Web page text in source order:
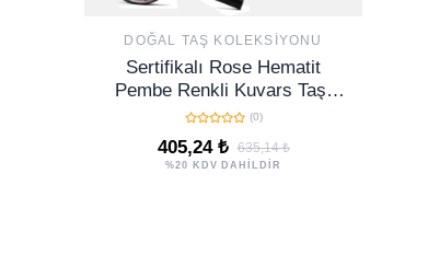
DOĞAL TAŞ KOLEKSIYONU
Sertifikalı Rose Hematit
Pembe Renkli Kuvars Taşı
Bileklik - Ayarlamalı
(0)
405,24 ₺ 635,14 ₺
%20 KDV DAHİLDİR